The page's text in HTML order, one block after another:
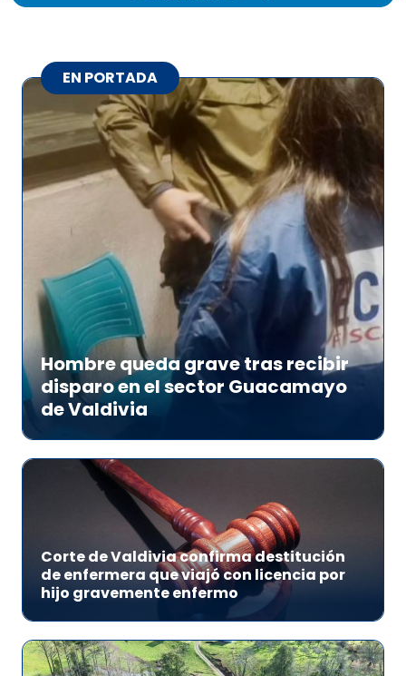
EN PORTADA
Hombre queda grave tras recibir
disparo en el sector Guacamayo
de Valdivia
Corte de Valdivia confirma destitución
de enfermera que viajó con licencia por
hijo gravemente enfermo